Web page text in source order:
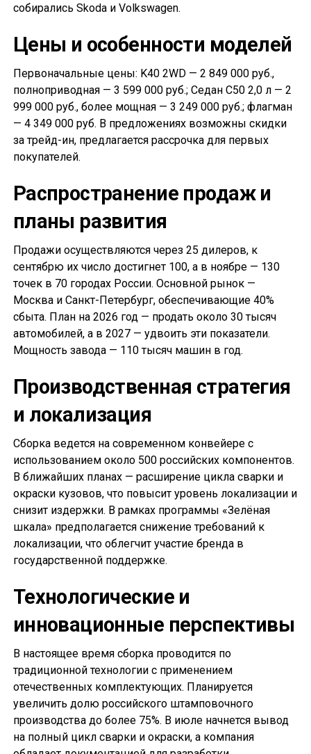
собирались Skoda и Volkswagen.
Цены и особенности моделей
Первоначальные цены: K40 2WD — 2 849 000 руб.,
полноприводная — 3 599 000 руб.; Седан С50 2,0 л — 2
999 000 руб., более мощная — 3 249 000 руб.; флагман
— 4 349 000 руб. В предложениях возможны скидки
за трейд-ин, предлагается рассрочка для первых
покупателей.
Распространение продаж и
планы развития
Продажи осуществляются через 25 дилеров, к
сентябрю их число достигнет 100, а в ноябре — 130
точек в 70 городах России. Основной рынок —
Москва и Санкт-Петербург, обеспечивающие 40%
сбыта. План на 2026 год — продать около 30 тысяч
автомобилей, а в 2027 — удвоить эти показатели.
Мощность завода — 110 тысяч машин в год.
Производственная стратегия
и локализация
Сборка ведется на современном конвейере с
использованием около 500 российских компонентов.
В ближайших планах — расширение цикла сварки и
окраски кузовов, что повысит уровень локализации и
снизит издержки. В рамках программы «Зелёная
шкала» предполагается снижение требований к
локализации, что облегчит участие бренда в
государственной поддержке.
Технологические и
инновационные перспективы
В настоящее время сборка проводится по
традиционной технологии с применением
отечественных комплектующих. Планируется
увеличить долю российского штамповочного
производства до более 75%. В июле начнется вывод
на полный цикл сварки и окраски, а компания